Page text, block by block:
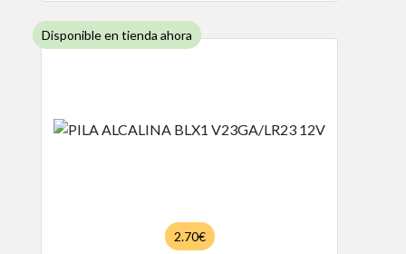
Disponible en tienda ahora
2.70€